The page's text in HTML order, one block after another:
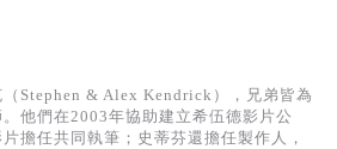
Stephen & Alex Kendrick），兄弟皆為
他們在2003年協助建立希伍德影片公
擔任共同執筆；史蒂芬還擔任製作人，